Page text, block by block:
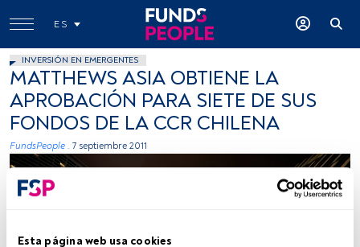
Esta página web usa cookies
ES
INVERSIÓN EN EMERGENTES
MATTHEWS ASIA OBTIENE LA
APROBACIÓN PARA SIETE DE SUS
FONDOS DE LA CCR CHILENA
FundsPeople . 7 septiembre 2011